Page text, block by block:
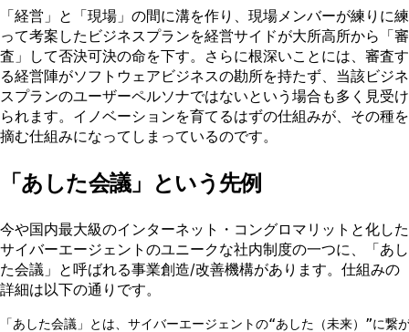
「経営」と「現場」の間に溝を作り、現場メンバーが練りに練
って考案したビジネスプランを経営サイドが⼤所⾼所から「審
査」して否決可決の命を下す。さらに根深いことには、審査す
る経営陣がソフトウェアビジネスの勘所を持たず、当該ビジネ
スプランのユーザーペルソナではないという場合も多く見受け
られます。イノベーションを育てるはずの仕組みが、その種を
摘む仕組みになってしまっているのです。
「あした会議」という先例
今や国内最⼤級のインターネット・コングロマリットと化した
サイバーエージェントのユニークな社内制度の⼀つに、「あし
た会議」と呼ばれる事業創造/改善機構があります。仕組みの
詳細は以下の通りです。
「あした会議」とは、サイバーエージェントの“あした（未来）”に